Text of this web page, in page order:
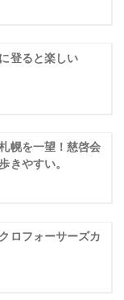
登ると楽しい
幌を一望！慈啓会
きやすい。
ロフォーサーズカ